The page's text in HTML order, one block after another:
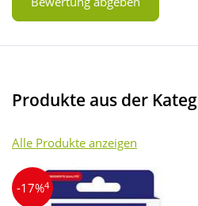
Produkte aus der
Alle Produkte anzeigen
-17%4